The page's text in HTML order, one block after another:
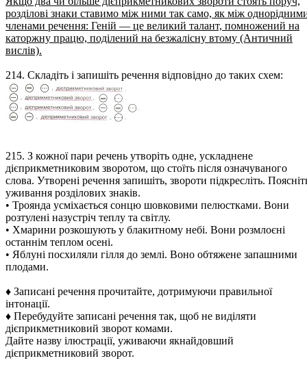
розділові знаки ставимо між ними так само, як між
членами речення: Геній — це великий талант, помножений на
каторжну працю, поділений на безжалісну втому (Античний
вислів).
214. Складіть і запишіть речення відповідно до таких схем:
215. З кожної пари речень утворіть одне, ускладнене
дієприкметниковим зворотом, що стоїть після означуваного
слова. Утворені речення запишіть, звороти підкресліть.
уживання розділових знаків.
• Троянда усміхається сонцю шовковими пелюстками. Вони
розтулені назустріч теплу та світлу.
• Хмарини розкошують у блакитному небі. Вони розмлоєні
останнім теплом осені.
• Яблуні посхиляли гілля до землі. Воно обтяжене запашними
плодами.
♦ Записані речення прочитайте, дотримуючи правильної
інтонації.
♦ Перебудуйте записані речення так, щоб не виділяти
дієприкметниковий зворот комами.
Дайте назву ілюстрації, уживаючи якнайдовший
дієприкметниковий зворот.